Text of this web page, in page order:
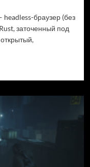
браузер (без
заточенный под